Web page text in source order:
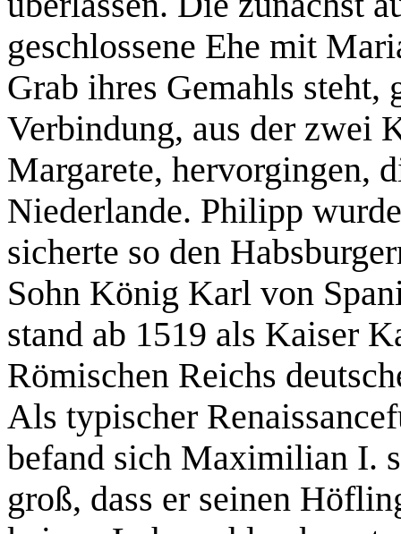
geschlossene Ehe mit
Grab ihres Gemahls
Verbindung, aus der zwei
Margarete, hervorgingen,
Niederlande. Philipp
sicherte so den
Sohn König Karl von
stand ab 1519 als Kaiser
Römischen Reichs
Als typischer
befand sich Maximilian I.
groß, dass er seinen